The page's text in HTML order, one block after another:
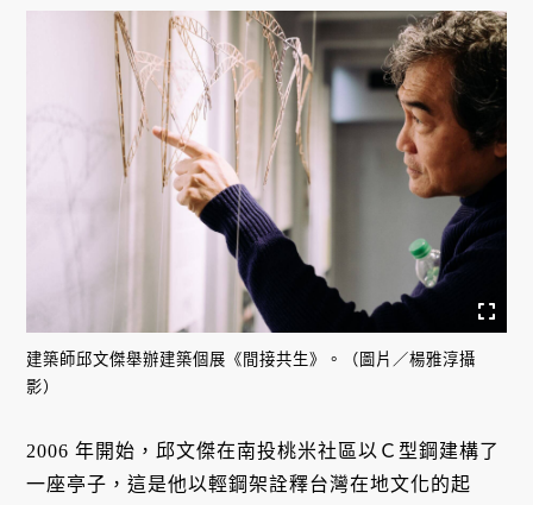
建築師邱文傑舉辦建築個展《間接共生》。（圖片／楊雅淳攝
影）
2006 年開始，邱文傑在南投桃米社區以Ｃ型鋼建構了
一座亭子，這是他以輕鋼架詮釋台灣在地文化的起